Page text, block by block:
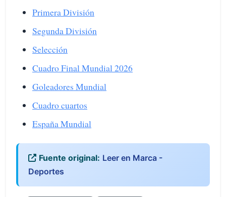
Primera División
Segunda División
Selección
Cuadro Final Mundial 2026
Goleadores Mundial
Cuadro cuartos
España Mundial
Fuente original: Leer en Marca -
Deportes